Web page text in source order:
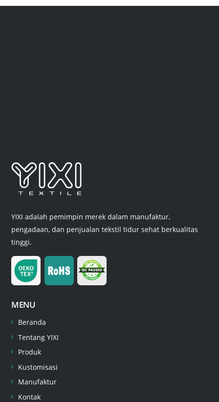
YIXI adalah pemimpin merek dalam manufaktur,
pengadaan, dan penjualan tekstil tidur sehat berkualitas
tinggi.
MENU
Beranda
Tentang YIXI
Produk
Kustomisasi
Manufaktur
Kontak